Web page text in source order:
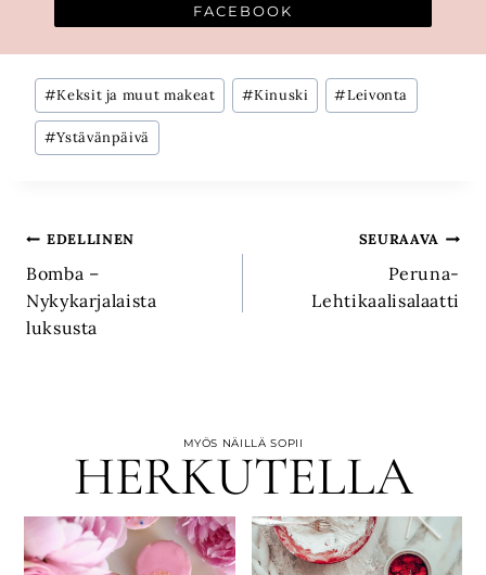
FACEBOOK
Avainsanat:
#Keksit ja muut makeat #Kinuski #Leivonta
#Ystävänpäivä
Artikkelien
selaus
EDELLINEN
Bomba –
Nykykarjalaista
luksusta
SEURAAVA
Peruna-
Lehtikaalisalaatti
MYÖS NÄILLÄ SOPII
HERKUTELLA